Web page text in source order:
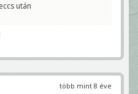
után
több mint 8 éve